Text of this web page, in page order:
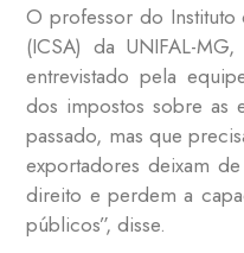
O professor do Instituto
(ICSA) da UNIFAL-
entrevistado pela
dos impostos sobre as
passado, mas que
exportadores deixam
direito e perdem a
públicos”, disse.